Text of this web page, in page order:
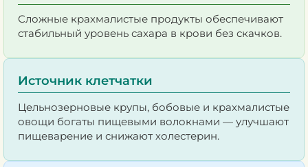
Сложные крахмалистые продукты обеспечивают
стабильный уровень сахара в крови без скачков.
Источник клетчатки
Цельнозерновые крупы, бобовые и крахмалистые
овощи богаты пищевыми волокнами — улучшают
пищеварение и снижают холестерин.